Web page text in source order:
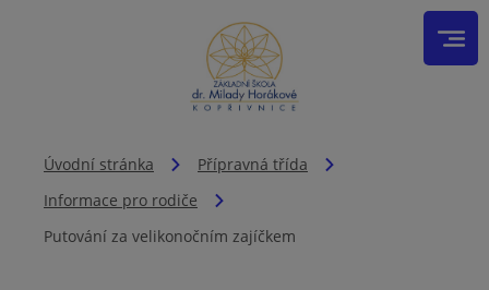
Úvodní stránka
Přípravná třída
Informace pro rodiče
Putování za velikonočním zajíčkem